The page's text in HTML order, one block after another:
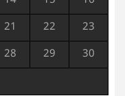
21 22 23
28 29 30